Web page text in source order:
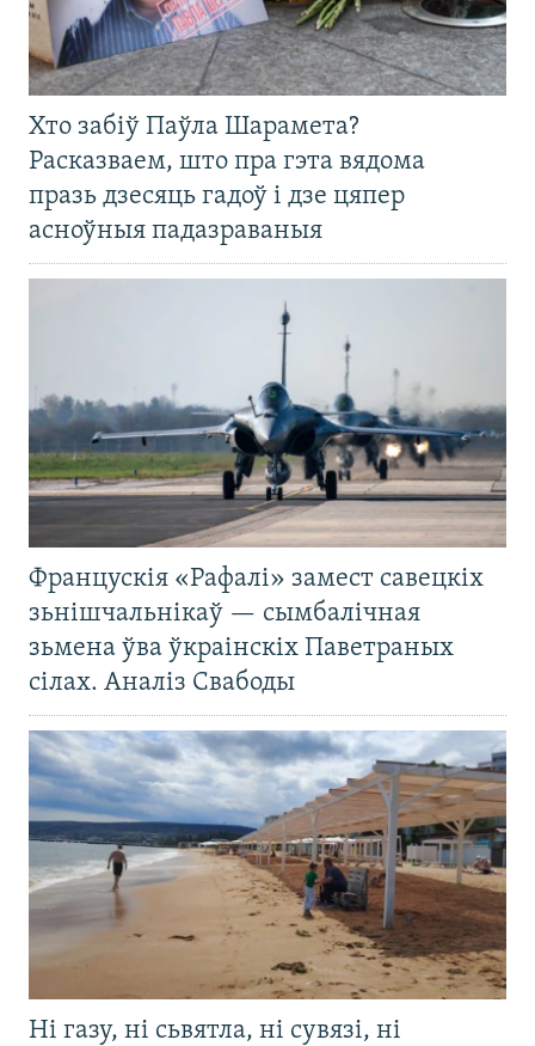
Хто забіў Паўла Шарамета?
Расказваем, што пра гэта вядома
празь дзесяць гадоў і дзе цяпер
асноўныя падазраваныя
Францускія «Рафалі» замест савецкіх
зьнішчальнікаў — сымбалічная
зьмена ўва ўкраінскіх Паветраных
сілах. Аналіз Свабоды
Ні газу, ні сьвятла, ні сувязі, ні